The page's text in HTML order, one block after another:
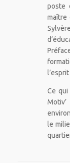
poste
maître
Ce qui
le